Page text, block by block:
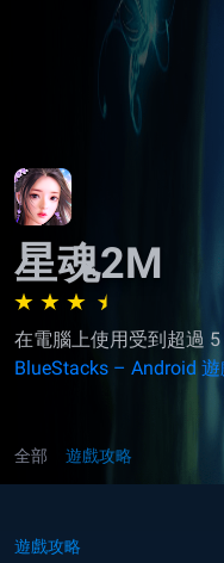
星魂2M
在電腦上使用受到超過
BlueStacks – Android
全部 遊戲攻略
遊戲攻略